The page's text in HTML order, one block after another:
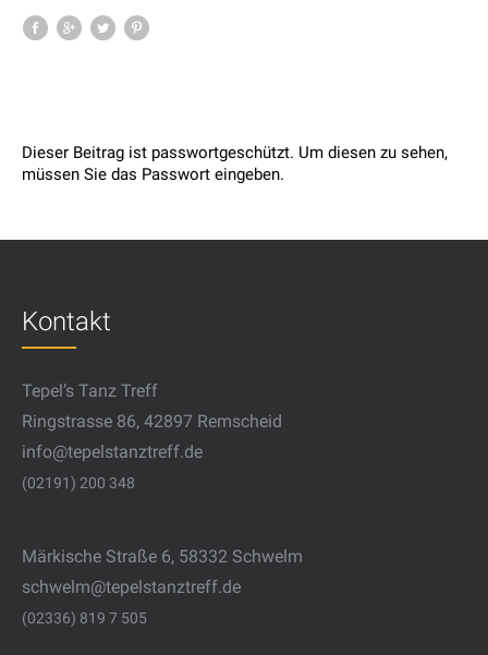
Dieser Beitrag ist passwortgeschützt. Um diesen zu sehen,
müssen Sie das Passwort eingeben.
Kontakt
Tepel’s Tanz Treff
Ringstrasse 86, 42897 Remscheid
info@tepelstanztreff.de
(02191) 200 348
Märkische Straße 6, 58332 Schwelm
schwelm@tepelstanztreff.de
(02336) 819 7 505